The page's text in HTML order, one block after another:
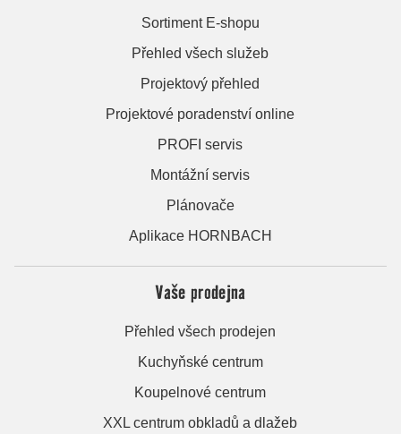
Sortiment E-shopu
Přehled všech služeb
Projektový přehled
Projektové poradenství online
PROFI servis
Montážní servis
Plánovače
Aplikace HORNBACH
Vaše prodejna
Přehled všech prodejen
Kuchyňské centrum
Koupelnové centrum
XXL centrum obkladů a dlažeb